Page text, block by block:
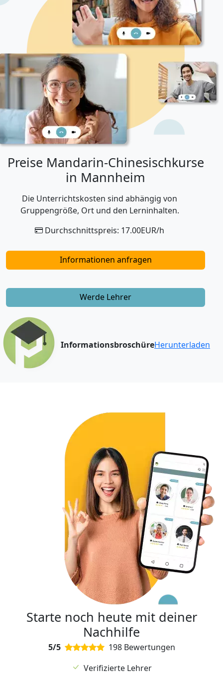
Preise Mandarin-Chinesischkurse
in Mannheim
Die Unterrichtskosten sind abhängig von
Gruppengröße, Ort und den Lerninhalten.
Durchschnittspreis: 17.00EUR/h
Informationen anfragen
Werde Lehrer
InformationsbroschüreHerunterladen
Starte noch heute mit deiner
Nachhilfe
5/5
198 Bewertungen
Verifizierte Lehrer